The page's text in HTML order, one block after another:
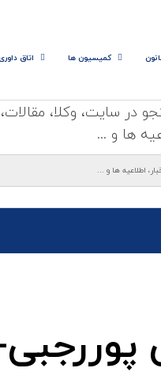
کمیسیون ها اتاق
در سایت، وکلا، مقالات،
ها و ...